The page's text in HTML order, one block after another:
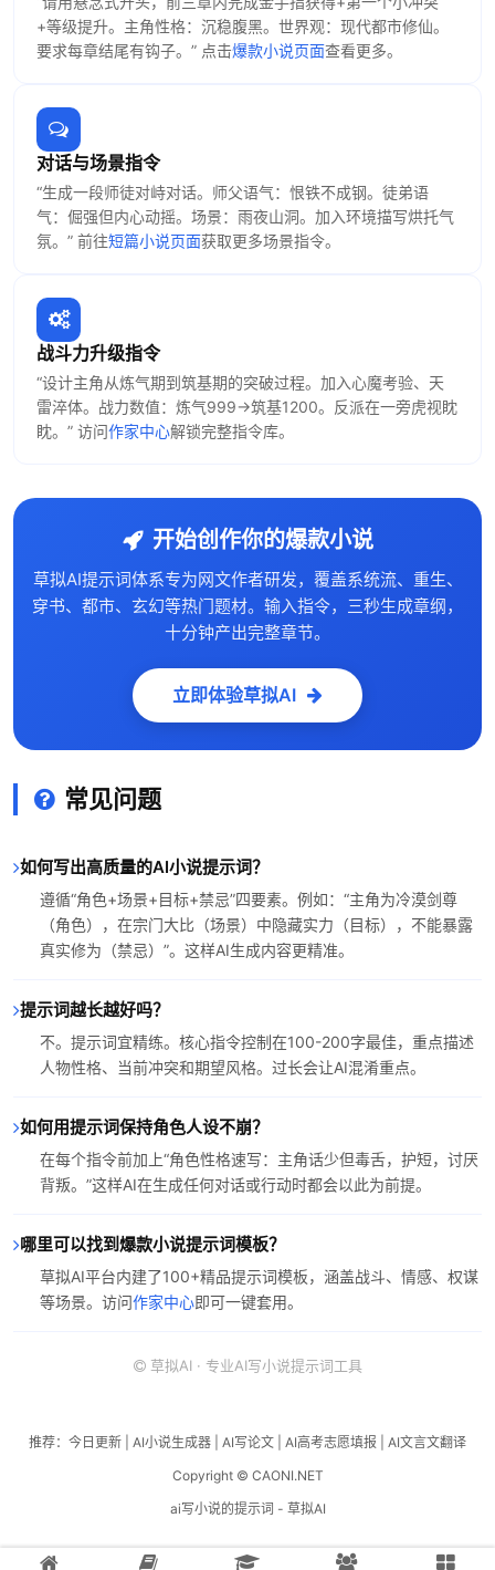
+等级提升。主角性格：沉稳腹黑。世界观：现代都市修仙。
要求每章结尾有钩子。” 点击爆款小说页面查看更多。
对话与场景指令
“生成一段师徒对峙对话。师父语气：恨铁不成钢。徒弟语
气：倔强但内心动摇。场景：雨夜山洞。加入环境描写烘托气
氛。” 前往短篇小说页面获取更多场景指令。
战斗力升级指令
“设计主角从炼气期到筑基期的突破过程。加入心魔考验、天
雷淬体。战力数值：炼气999→筑基1200。反派在一旁虎视眈
眈。” 访问作家中心解锁完整指令库。
开始创作你的爆款小说
草拟AI提示词体系专为网文作者研发，覆盖系统流、重生、
穿书、都市、玄幻等热门题材。输入指令，三秒生成章纲，
十分钟产出完整章节。
立即体验草拟AI
常见问题
如何写出高质量的AI小说提示词？
遵循“角色+场景+目标+禁忌”四要素。例如：“主角为冷漠剑尊
（角色），在宗门大比（场景）中隐藏实力（目标），不能暴露
真实修为（禁忌）”。这样AI生成内容更精准。
提示词越长越好吗？
不。提示词宜精练。核心指令控制在100-200字最佳，重点描述
人物性格、当前冲突和期望风格。过长会让AI混淆重点。
如何用提示词保持角色人设不崩？
在每个指令前加上“角色性格速写：主角话少但毒舌，护短，讨厌
背叛。”这样AI在生成任何对话或行动时都会以此为前提。
哪里可以找到爆款小说提示词模板？
草拟AI平台内建了100+精品提示词模板，涵盖战斗、情感、权谋
等场景。访问作家中心即可一键套用。
草拟AI · 专业AI写小说提示词工具
推荐： 今日更新 AI小说生成器 AI写论文 AI高考志愿填报
AI文言文翻译
Copyright © CAONI.NET
ai写小说的提示词 - 草拟AI